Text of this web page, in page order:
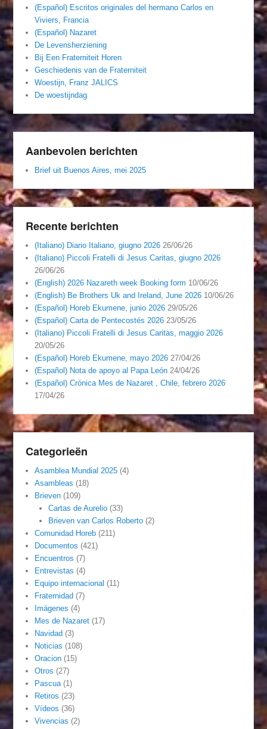
(Español) Escritos originales del hermano Carlos en
Viviers, Francia
(Español) Nazaret
De Levensherziening
Bij Een Fraterniteit Horen
Geschiedenis van de Fraterniteit
Woestijn, Franz JALICS
De woestijndag
Aanbevolen berichten
Brief uit Buenos Aires, mei 2025
Recente berichten
(Italiano) Diario Italiano, giugno 2026 26/06/26
(Italiano) Piccoli Fratelli di Jesus Caritas, giugno 2026
26/06/26
(English) 2026 Nazareth week Booking form 10/06/26
(English) Be Brothers Uk and Ireland, June 2026 10/06/26
(Español) Horeb Ekumene, junio 2026 29/05/26
(Español) Carta de Pentecostés 2026 23/05/26
(Italiano) Piccoli Fratelli di Jesus Caritas, maggio 2026
20/05/26
(Español) Horeb Ekumene, mayo 2026 27/04/26
(Español) Nota de apoyo al Papa León 24/04/26
(Español) Crónica Mes de Nazaret , Chile, febrero 2026
17/04/26
Categorieën
Asamblea Mundial 2025 (4)
Asambleas (18)
Brieven (109)
Cartas de Aurelio(33)
Brieven van Carlos Roberto(2)
Comunidad Horeb (211)
Documentos (421)
Encuentros (7)
Entrevistas (4)
Equipo internacional (11)
Fraternidad (7)
Imágenes (4)
Mes de Nazaret (17)
Navidad (3)
Noticias (108)
Oracion (15)
Otros (27)
Pascua (1)
Retiros (23)
Vídeos (36)
Vivencias (2)